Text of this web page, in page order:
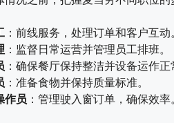
：前线服务，处理订单和客户互动。
：监督日常运营并管理员工排班。
：确保餐厅保持整洁并设备运作正
：准备食物并保持质量标准。
作员 ：管理驶入窗订单，确保效率。